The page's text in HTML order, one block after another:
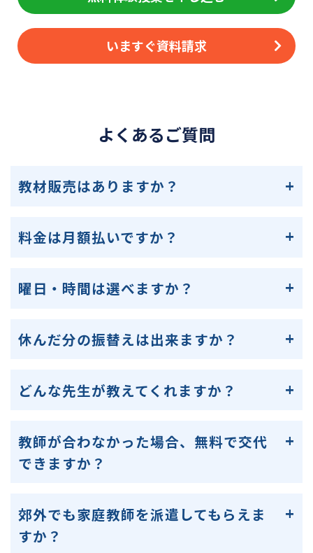
いますぐ資料請求
よくあるご質問
教材販売はありますか？
料金は月額払いですか？
曜日・時間は選べますか？
休んだ分の振替えは出来ますか？
どんな先生が教えてくれますか？
教師が合わなかった場合、無料で交代
できますか？
郊外でも家庭教師を派遣してもらえま
すか？